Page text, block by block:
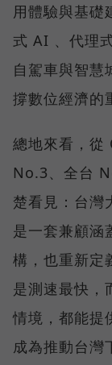
用體驗與基礎
式 AI 、代理
自駕車與智慧
撐數位經濟的
總地來看，
No.3、全台
楚看見：台灣
是一套兼顧涵
構，也重新定
是測速最快，
情境，都能提
成為推動台灣